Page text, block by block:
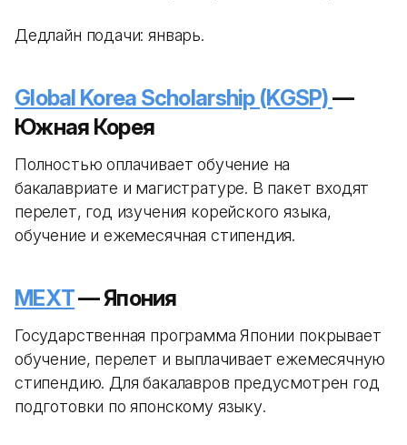
Дедлайн подачи: январь.
Global Korea Scholarship (KGSP)—
Южная Корея
Полностью оплачивает обучение на
бакалавриате и магистратуре. В пакет входят
перелет, год изучения корейского языка,
обучение и ежемесячная стипендия.
MEXT— Япония
Государственная программа Японии покрывает
обучение, перелет и выплачивает ежемесячную
стипендию. Для бакалавров предусмотрен год
подготовки по японскому языку.